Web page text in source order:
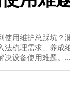
使用维护总踩坑？
法梳理需求、养成
决设备使用难题。...